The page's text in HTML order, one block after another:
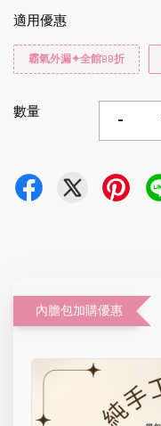
適用優惠
霸氣外漏✦全館88折
數量 -
內膽包加購優惠